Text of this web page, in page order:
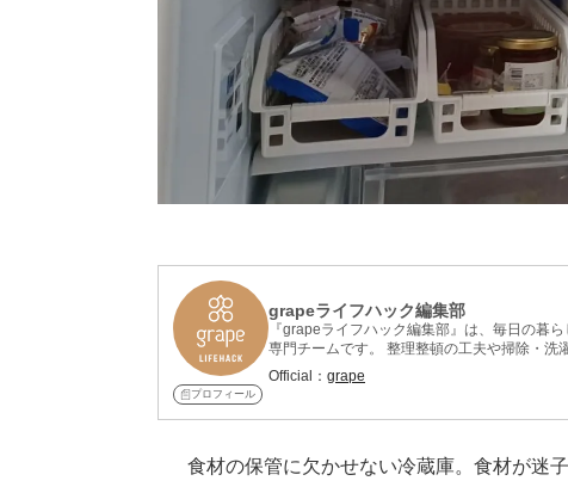
プロフィール
grapeライフハック編集部
『grapeライフハック編集部』は、毎日の暮
専門チームです。 整理整頓の工夫や掃除・洗
紹介しています。 記事制作には、整理収納や
れ、再現性と信頼性を重視。 意外なアイテム
Official： grape
食材の保管に欠かせない冷蔵庫。食材が迷